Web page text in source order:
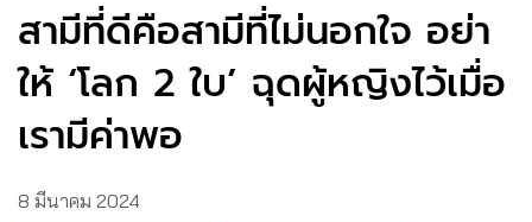
สามีที่ดีคือสามีที่ไม่นอกใจ อย่า
ให้ ‘โลก 2 ใบ’ ฉุดผู้หญิงไว้เมื่อ
เรามีค่าพอ
8 มีนาคม 2024